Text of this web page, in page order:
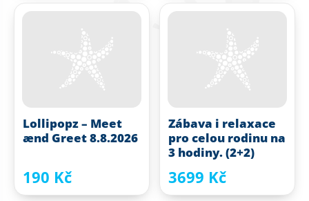
Lollipopz – Meet
ænd Greet 8.8.2026
190 Kč
Zábava i relaxace
pro celou rodinu na
3 hodiny. (2+2)
3699 Kč